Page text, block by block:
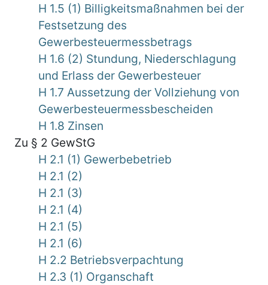
H 1.5 (1) Billigkeitsmaßnahmen bei der
Festsetzung des
Gewerbesteuermessbetrags
H 1.6 (2) Stundung, Niederschlagung
und Erlass der Gewerbesteuer
H 1.7 Aussetzung der Vollziehung von
Gewerbesteuermessbescheiden
H 1.8 Zinsen
Zu § 2 GewStG
H 2.1 (1) Gewerbebetrieb
H 2.1 (2)
H 2.1 (3)
H 2.1 (4)
H 2.1 (5)
H 2.1 (6)
H 2.2 Betriebsverpachtung
H 2.3 (1) Organschaft